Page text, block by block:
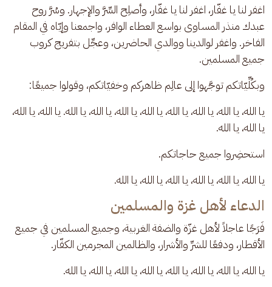
اغفر لنا يا غفّار، اغفر لنا يا غفّار، وأصلِح السِّرَّ والإجهار. وسُرَّ روح
عبدك منذر المساوى بواسع العطاء الوافر، واجمعنا وإيّاه في المقام
الفاخر. واغفر لوالدينا ووالدي الحاضرين، وعجِّل بتفريج كروب
جميع المسلمين.
وبكُلِّيّاتكم توجَّهوا إلى عالِم ظاهركم وخفيّاتكم، وقولوا جميعًا:
يا الله، يا الله، يا الله، يا الله، يا الله، يا الله، يا الله، يا الله. يا الله، يا الله،
يا الله، يا الله.
استحضِروا جميع حاجاتكم.
يا الله، يا الله، يا الله، يا الله، يا الله، يا الله.
الدعاء لأهل غزة والمسلمين
فَرَجًا عاجلاً لأهل غزّة والضفة الغربية، وجميع المسلمين في جميع
الأقطار، ودفعًا للشرِّ والأشرار، والظالمين المجرمين الكفّار.
يا الله، يا الله، يا الله، يا الله، يا الله، يا الله، يا الله، يا الله.